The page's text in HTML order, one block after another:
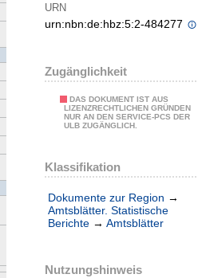
URN
urn:nbn:de:hbz:5:2-484277
Zugänglichkeit
DAS DOKUMENT IST AUS
LIZENZRECHTLICHEN GRÜNDEN
NUR AN DEN SERVICE-PCS DER
ULB ZUGÄNGLICH.
Klassifikation
Dokumente zur Region →
Amtsblätter. Statistische
Berichte → Amtsblätter
Nutzungshinweis